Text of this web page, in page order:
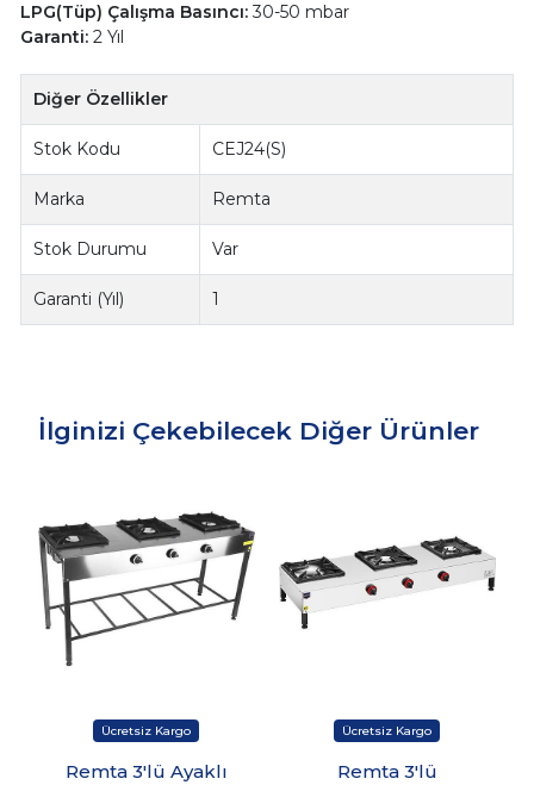
LPG(Tüp) Çalışma Basıncı:30-50 mbar
Garanti:2 Yıl
Diğer Özellikler
Stok Kodu CEJ24(S)
Marka Remta
Stok Durumu Var
Garanti (Yıl) 1
İlginizi Çekebilecek Diğer Ürünler
Remta 3'lü Ayaklı
Remta 3'lü